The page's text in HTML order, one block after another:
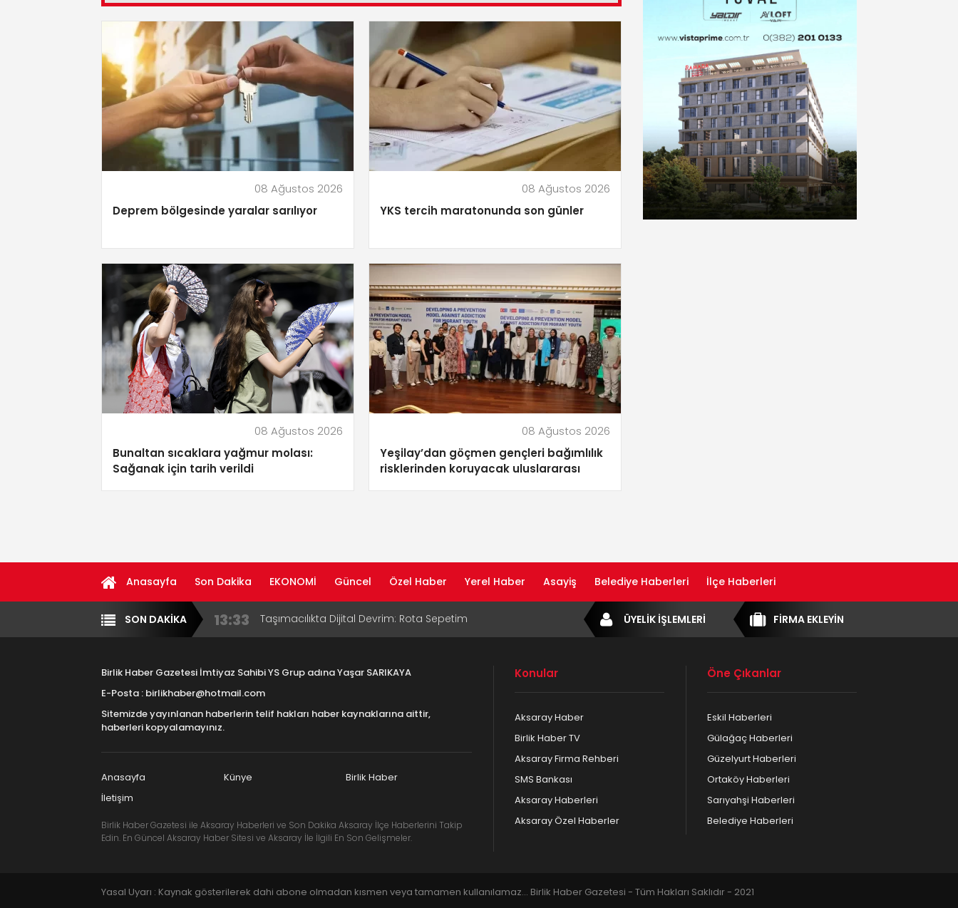
08 Ağustos 2026
Deprem bölgesinde yaralar sarılıyor
08 Ağustos 2026
YKS tercih maratonunda son günler
08 Ağustos 2026
Bunaltan sıcaklara yağmur molası:
Sağanak için tarih verildi
08 Ağustos 2026
Yeşilay’dan göçmen gençleri bağımlılık
risklerinden koruyacak uluslararası
Anasayfa Son Dakika EKONOMİ Güncel Özel Haber Yerel Haber Asayiş Belediye Haberleri İlçe Haberleri
Yazarlar Diğer
SON DAKİKA 13:33 Taşımacılıkta Dijital Devrim: Rota Sepetim
Çocuklara Bıraktı
16:00 Aksaray Esnaf Rehberi ile Google ve Yapay Zeka
8:23
Birlikhaber.com Yayın Hayatına Başladı | Hızlı ve Akıllı
FİRMA EKLEYİN
ÜYELİK İŞLEMLERİ
Birlik Haber Gazetesi İmtiyaz Sahibi YS Grup adına Yaşar SARIKAYA
E-Posta : birlikhaber@hotmail.com
Sitemizde yayınlanan haberlerin telif hakları haber kaynaklarına aittir,
haberleri kopyalamayınız.
Anasayfa Künye
Birlik Haber
İletişim
Birlik Haber Gazetesi ile Aksaray Haberleri ve Son Dakika Aksaray İlçe Haberlerini Takip
Edin. En Güncel Aksaray Haber Sitesi ve Aksaray İle İlgili En Son Gelişmeler.
Konular
Aksaray Haber
Birlik Haber TV
Aksaray Firma Rehberi
SMS Bankası
Aksaray Haberleri
Aksaray Özel Haberler
Öne Çıkanlar
Eskil Haberleri
Gülağaç Haberleri
Güzelyurt Haberleri
Ortaköy Haberleri
Sarıyahşi Haberleri
Belediye Haberleri
Yasal Uyarı : Kaynak gösterilerek dahi abone olmadan kısmen veya tamamen kullanılamaz... Birlik Haber Gazetesi - Tüm Hakları Saklıdır - 2021